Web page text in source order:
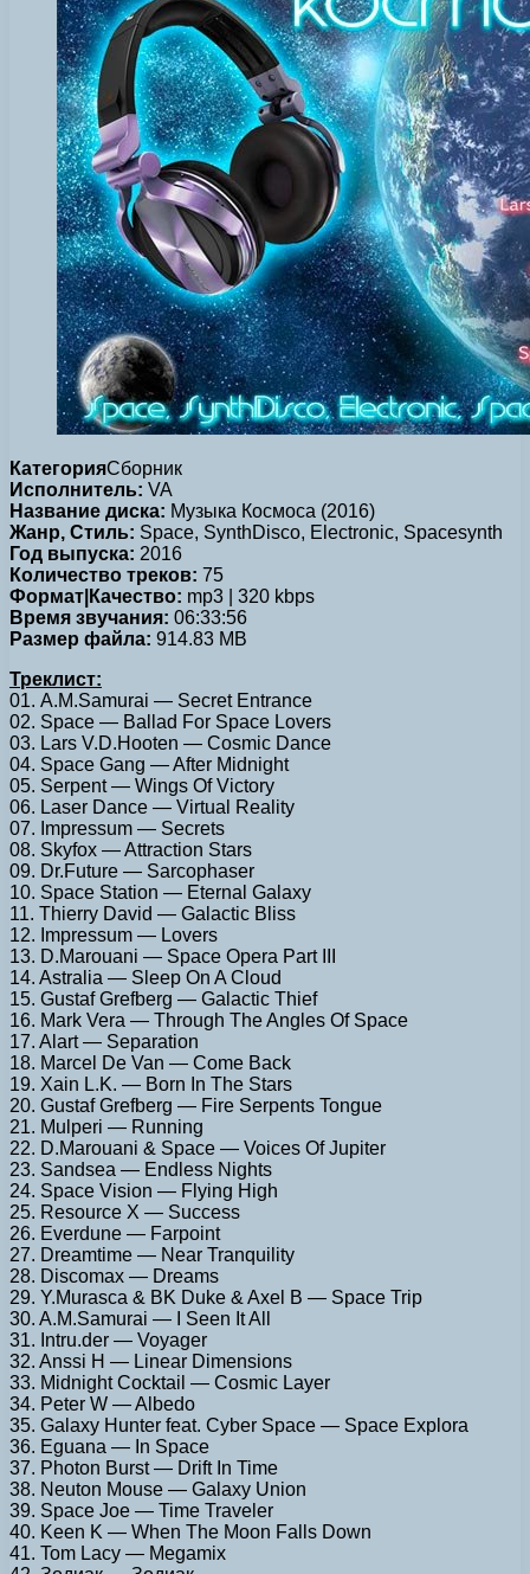
КатегорияСборник
Исполнитель: VA
Название диска: Музыка Космоса (2016)
Жанр, Стиль: Space, SynthDisco, Electronic, Spacesynth
Год выпуска: 2016
Количество треков: 75
Формат|Качество: mp3 | 320 kbps
Время звучания: 06:33:56
Размер файла: 914.83 MB
Треклист:
01. A.M.Samurai — Secret Entrance
02. Space — Ballad For Space Lovers
03. Lars V.D.Hooten — Cosmic Dance
04. Space Gang — After Midnight
05. Serpent — Wings Of Victory
06. Laser Dance — Virtual Reality
07. Impressum — Secrets
08. Skyfox — Attraction Stars
09. Dr.Future — Sarcophaser
10. Space Station — Eternal Galaxy
11. Thierry David — Galactic Bliss
12. Impressum — Lovers
13. D.Marouani — Space Opera Part III
14. Astralia — Sleep On A Cloud
15. Gustaf Grefberg — Galactic Thief
16. Mark Vera — Through The Angles Of Space
17. Alart — Separation
18. Marcel De Van — Come Back
19. Xain L.K. — Born In The Stars
20. Gustaf Grefberg — Fire Serpents Tongue
21. Mulperi — Running
22. D.Marouani & Space — Voices Of Jupiter
23. Sandsea — Endless Nights
24. Space Vision — Flying High
25. Resource X — Success
26. Everdune — Farpoint
27. Dreamtime — Near Tranquility
28. Discomax — Dreams
29. Y.Murasca & BK Duke & Axel B — Space Trip
30. A.M.Samurai — I Seen It All
31. Intru.der — Voyager
32. Anssi H — Linear Dimensions
33. Midnight Cocktail — Cosmic Layer
34. Peter W — Albedo
35. Galaxy Hunter feat. Cyber Space — Space Explora
36. Eguana — In Space
37. Photon Burst — Drift In Time
38. Neuton Mouse — Galaxy Union
39. Space Joe — Time Traveler
40. Keen K — When The Moon Falls Down
41. Tom Lacy — Megamix